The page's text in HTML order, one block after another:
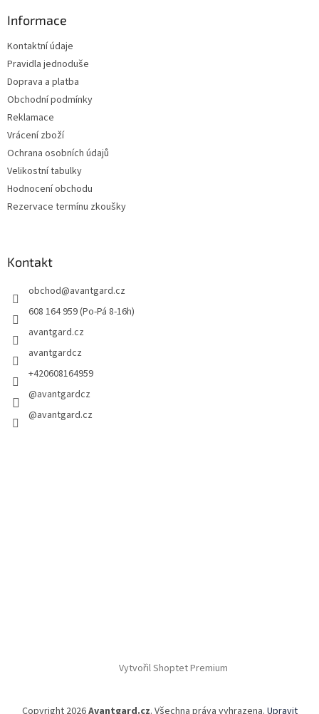
Informace
Kontaktní údaje
Pravidla jednoduše
Doprava a platba
Obchodní podmínky
Reklamace
Vrácení zboží
Ochrana osobních údajů
Velikostní tabulky
Hodnocení obchodu
Rezervace termínu zkoušky
Kontakt
obchod@avantgard.cz
608 164 959 (Po-Pá 8-16h)
avantgard.cz
avantgardcz
+420608164959
@avantgardcz
@avantgard.cz
Vytvořil Shoptet Premium